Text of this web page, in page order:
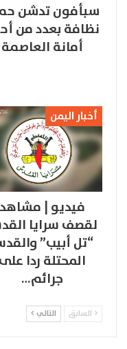
سبأفون تدشن
نظافة بعدد من
أمانة العاصمة
أخبار اليمن
فيديو | مشاهد
لقصف سرايا
“تل أبيب”
المحتلة ردا على
جرائم…
السابق التالي